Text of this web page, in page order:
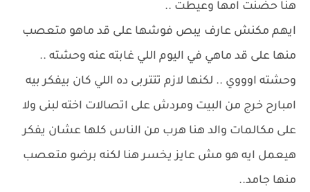
هنا حضنت امها وعيطت ..
ايهم مكنش عارف يبص فوشها على قد ماهو متعصب
منها على قد ماهي في اليوم اللي غابته عنه وحشته ..
وحشته اوووي .. لكنها لازم تتتربى ده اللي كان بيفكر بيه
امبارح خرج من البيت ومردش على اتصالات اخته لبنى ولا
على مكالمات والد هنا هرب من الناس كلها عشان يفكر
هيعمل ايه هو مش عايز يخسر هنا لكنه برضو متعصب
منها جامد..